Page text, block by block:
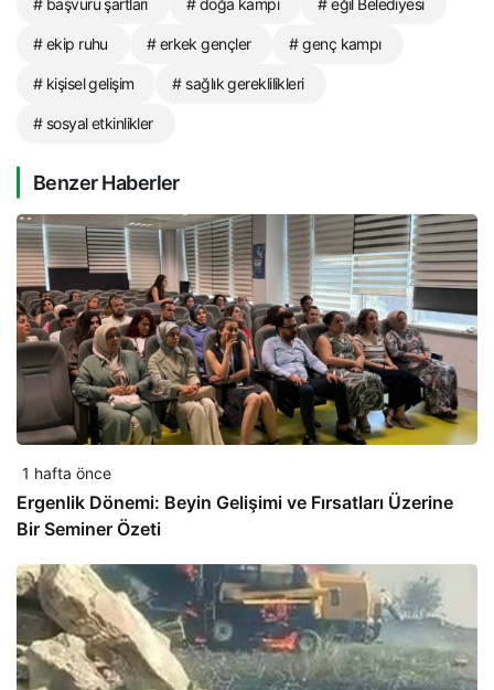
# başvuru şartları # doğa kampı # eğil Belediyesi
# ekip ruhu # erkek gençler # genç kampı
# kişisel gelişim # sağlık gereklilikleri
# sosyal etkinlikler
Benzer Haberler
1 hafta önce
Ergenlik Dönemi: Beyin Gelişimi ve Fırsatları Üzerine
Bir Seminer Özeti